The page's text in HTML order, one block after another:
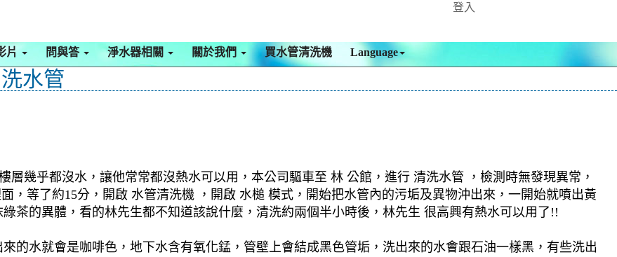
登入
片 問與答 淨水器相關 關於我們 買水管清洗機 Language
水管
層幾乎都沒水，讓他常常都沒熱水可以用，本公司驅車至 林 公館，進行 清洗水管 ，檢測時無發現異常，
，等了約15分，開啟 水管清洗機 ，開啟 水槌 模式，開始把水管內的污垢及異物沖出來，一開始就噴出黃
茶的異體，看的林先生都不知道該說什麼，清洗約兩個半小時後，林先生 很高興有熱水可以用了!!
的水就會是咖啡色，地下水含有氧化錳，管壁上會結成黑色管垢，洗出來的水會跟石油一樣黑，有些洗出